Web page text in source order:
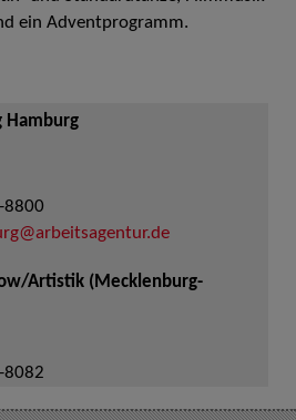
ein Adventprogramm.
Hamburg
8800
Artistik (Mecklenburg-
8082